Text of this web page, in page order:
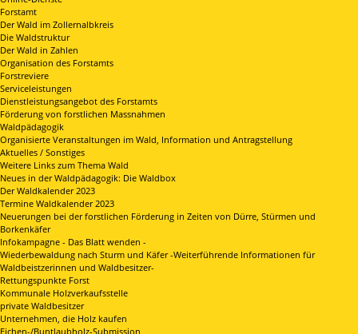
Forstamt
Der Wald im Zollernalbkreis
Die Waldstruktur
Der Wald in Zahlen
Organisation des Forstamts
Forstreviere
Serviceleistungen
Dienstleistungsangebot des Forstamts
Förderung von forstlichen Massnahmen
Waldpädagogik
Organisierte Veranstaltungen im Wald, Information und Antragstellung
Aktuelles / Sonstiges
Weitere Links zum Thema Wald
Neues in der Waldpädagogik: Die Waldbox
Der Waldkalender 2023
Termine Waldkalender 2023
Neuerungen bei der forstlichen Förderung in Zeiten von Dürre, Stürmen und
Borkenkäfer
Infokampagne - Das Blatt wenden -
Wiederbewaldung nach Sturm und Käfer -Weiterführende Informationen für
Waldbeistzerinnen und Waldbesitzer-
Rettungspunkte Forst
Kommunale Holzverkaufsstelle
private Waldbesitzer
Unternehmen, die Holz kaufen
Eichen-/Buntlaubholz-Submission